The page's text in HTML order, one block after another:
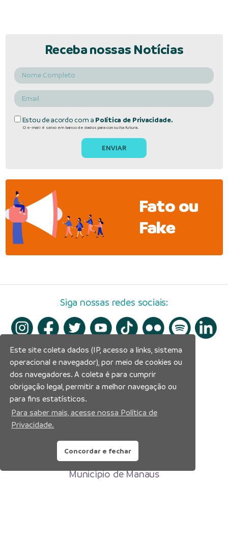
Receba nossas Notícias
Estou de acordo com a Política de Privacidade.
O e-mail é salvo em banco de dados para consulta futura.
Fato ou
Fake
Siga nossas redes sociais:
Prefeitura Municipal de Manaus
Município de Manaus
Este site coleta dados (IP, acesso a links, sistema
operacional e navegador), por meio de cookies ou
dos navegadores. A coleta é para cumprir
obrigação legal, permitir a melhor navegação ou
para fins estatísticos.
Para saber mais, acesse nossa Política de
Privacidade.
Concordar e fechar